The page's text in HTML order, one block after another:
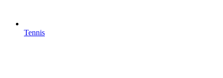
Tennis